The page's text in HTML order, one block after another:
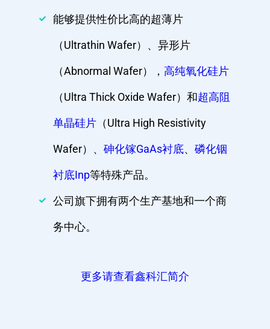
能够提供性价比高的超薄片
（Ultrathin Wafer）、异形片
（Abnormal Wafer）， 高纯氧化硅片
（Ultra Thick Oxide Wafer）和超高阻
单晶硅片 （Ultra High Resistivity
Wafer）、 砷化镓GaAs衬底、 磷化铟
衬底Inp等特殊产品。
公司旗下拥有两个生产基地和一个商
务中心。
更多请查看鑫科汇简介